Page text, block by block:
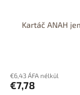
Kartáč ANAH
€6,43 ÁFA nélkül
€7,78